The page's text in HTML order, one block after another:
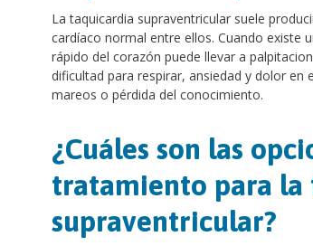
La taquicardia supraventricular suele
cardíaco normal entre ellos. Cuando existe
rápido del corazón puede llevar a
dificultad para respirar, ansiedad y dolor en
mareos o pérdida del conocimiento.
¿Cuáles son las
tratamiento para la
supraventricular?